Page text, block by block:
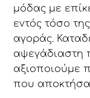
μόδας με
εντός τόσο
αγοράς.
αψεγάδιαστη
αξιοποιούμε
που